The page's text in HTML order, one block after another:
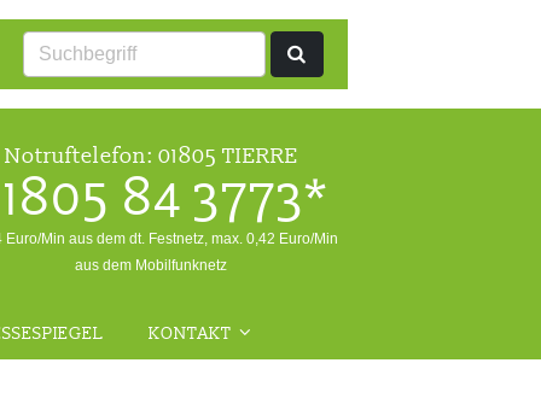
Notruftelefon: 01805 TIERRE
84 3773*
Euro/Min aus dem dt. Festnetz, max. 0,42 Euro/Min
aus dem Mobilfunknetz
KONTAKT